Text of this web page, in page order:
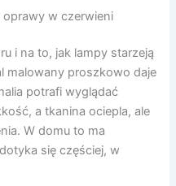
oprawy w czerwieni
i na to, jak lampy starzeją
malowany proszkowo daje
potrafi wyglądać
a tkanina ociepla, ale
W domu to ma
się częściej, w